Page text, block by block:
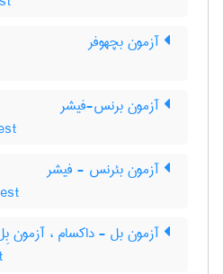
آزمون بچهوفر
آزمون برنس-فیشر
آزمون بئرنس - فیشر
آزمون بل - داکسام ، آزمون